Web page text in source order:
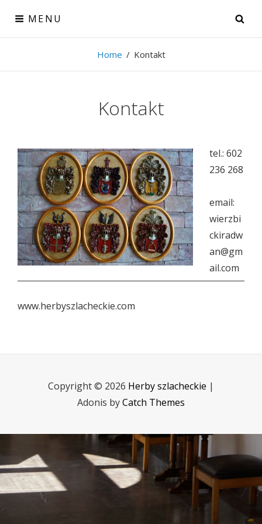
content
MENU
Herby szlacheckie
Home / Kontakt
Kontakt
tel.: 602
236 268
email:
wierzbi
ckiradw
an@gm
ail.com
www.herbyszlacheckie.com
Copyright © 2026 Herby szlacheckie |
Adonis byCatch Themes